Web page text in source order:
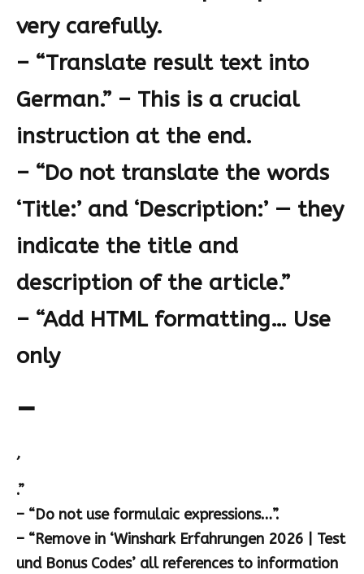
very carefully.
– “Translate result text into
German.” – This is a crucial
instruction at the end.
– “Do not translate the words
‘Title:’ and ‘Description:’ — they
indicate the title and
description of the article.”
– “Add HTML formatting… Use
only
–
,
.”
– “Do not use formulaic expressions…”.
– “Remove in ‘Winshark Erfahrungen 2026 | Test
und Bonus Codes’ all references to information